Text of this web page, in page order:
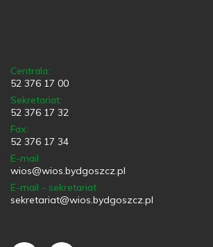
Centrala:
52 376 17 00
Sekretariat:
52 376 17 32
Fax:
52 376 17 34
E-mail
wios@wios.bydgoszcz.pl
E-mail - sekretariat
sekretariat@wios.bydgoszcz.pl